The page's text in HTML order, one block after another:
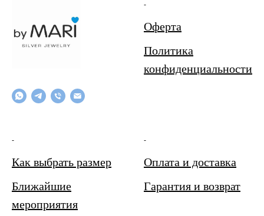
-
Оферта
Политика
конфиденциальности
-
Как выбрать размер
Ближайшие
мероприятия
-
Оплата и доставка
Гарантия и возврат